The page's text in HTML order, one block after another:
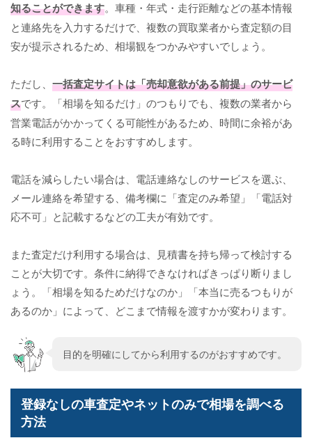
知ることができます。車種・年式・走行距離などの基本情報
と連絡先を入力するだけで、複数の買取業者から査定額の目
安が提示されるため、相場観をつかみやすいでしょう。
ただし、 一括査定サイトは「売却意欲がある前提」のサービ
スです。「相場を知るだけ」のつもりでも、複数の業者から
営業電話がかかってくる可能性があるため、時間に余裕があ
る時に利用することをおすすめします。
電話を減らしたい場合は、電話連絡なしのサービスを選ぶ、
メール連絡を希望する、備考欄に「査定のみ希望」「電話対
応不可」と記載するなどの工夫が有効です。
また査定だけ利用する場合は、見積書を持ち帰って検討する
ことが大切です。条件に納得できなければきっぱり断りまし
ょう。「相場を知るためだけなのか」「本当に売るつもりが
あるのか」によって、どこまで情報を渡すかが変わります。
目的を明確にしてから利用するのがおすすめです。
登録なしの車査定やネットのみで相場を調べる
方法